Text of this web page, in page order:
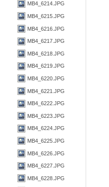
MB4_6214.JPG
MB4_6215.JPG
MB4_6216.JPG
MB4_6217.JPG
MB4_6218.JPG
MB4_6219.JPG
MB4_6220.JPG
MB4_6221.JPG
MB4_6222.JPG
MB4_6223.JPG
MB4_6224.JPG
MB4_6225.JPG
MB4_6226.JPG
MB4_6227.JPG
MB4_6228.JPG